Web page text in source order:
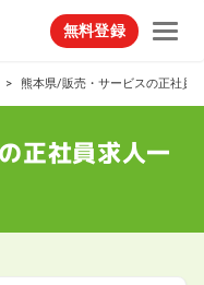
無料登録
熊本県/販売・サービスの正社員
正社員求人一